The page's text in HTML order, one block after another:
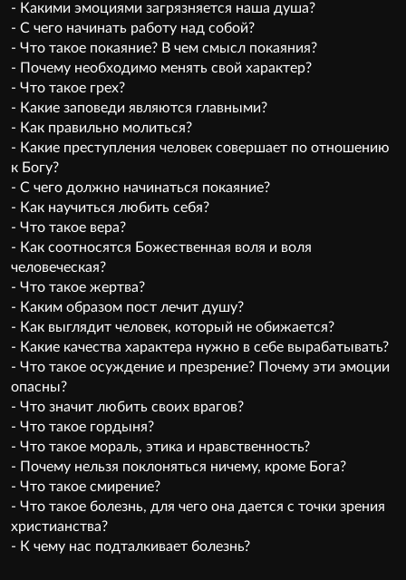
- Какими эмоциями загрязняется наша душа?
- С чего начинать работу над собой?
- Что такое покаяние? В чем смысл покаяния?
- Почему необходимо менять свой характер?
- Что такое грех?
- Какие заповеди являются главными?
- Как правильно молиться?
- Какие преступления человек совершает по отношению
к Богу?
- С чего должно начинаться покаяние?
- Как научиться любить себя?
- Что такое вера?
- Как соотносятся Божественная воля и воля
человеческая?
- Что такое жертва?
- Каким образом пост лечит душу?
- Как выглядит человек, который не обижается?
- Какие качества характера нужно в себе вырабатывать?
- Что такое осуждение и презрение? Почему эти эмоции
опасны?
- Что значит любить своих врагов?
- Что такое гордыня?
- Что такое мораль, этика и нравственность?
- Почему нельзя поклоняться ничему, кроме Бога?
- Что такое смирение?
- Что такое болезнь, для чего она дается с точки зрения
христианства?
- К чему нас подталкивает болезнь?